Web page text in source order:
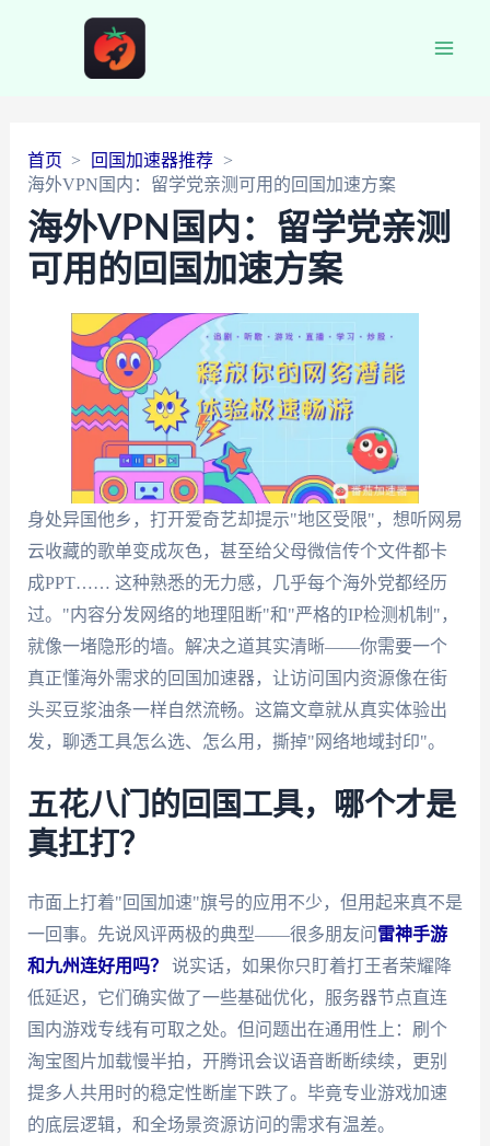
首页
回国加速器推荐
海外VPN国内：留学党亲测可用的回国加速方案
海外VPN国内：留学党亲测
可用的回国加速方案
身处异国他乡，打开爱奇艺却提示"地区受限"，想听网易
云收藏的歌单变成灰色，甚至给父母微信传个文件都卡
成PPT…… 这种熟悉的无力感，几乎每个海外党都经历
过。"内容分发网络的地理阻断"和"严格的IP检测机制"，
就像一堵隐形的墙。解决之道其实清晰——你需要一个
真正懂海外需求的回国加速器，让访问国内资源像在街
头买豆浆油条一样自然流畅。这篇文章就从真实体验出
发，聊透工具怎么选、怎么用，撕掉"网络地域封印"。
五花八门的回国工具，哪个才是
真扛打？
市面上打着"回国加速"旗号的应用不少，但用起来真不是
一回事。先说风评两极的典型——很多朋友问 雷神手游
和九州连好用吗？
说实话，如果你只盯着打王者荣耀降
低延迟，它们确实做了一些基础优化，服务器节点直连
国内游戏专线有可取之处。但问题出在通用性上：刷个
淘宝图片加载慢半拍，开腾讯会议语音断断续续，更别
提多人共用时的稳定性断崖下跌了。毕竟专业游戏加速
的底层逻辑，和全场景资源访问的需求有温差。